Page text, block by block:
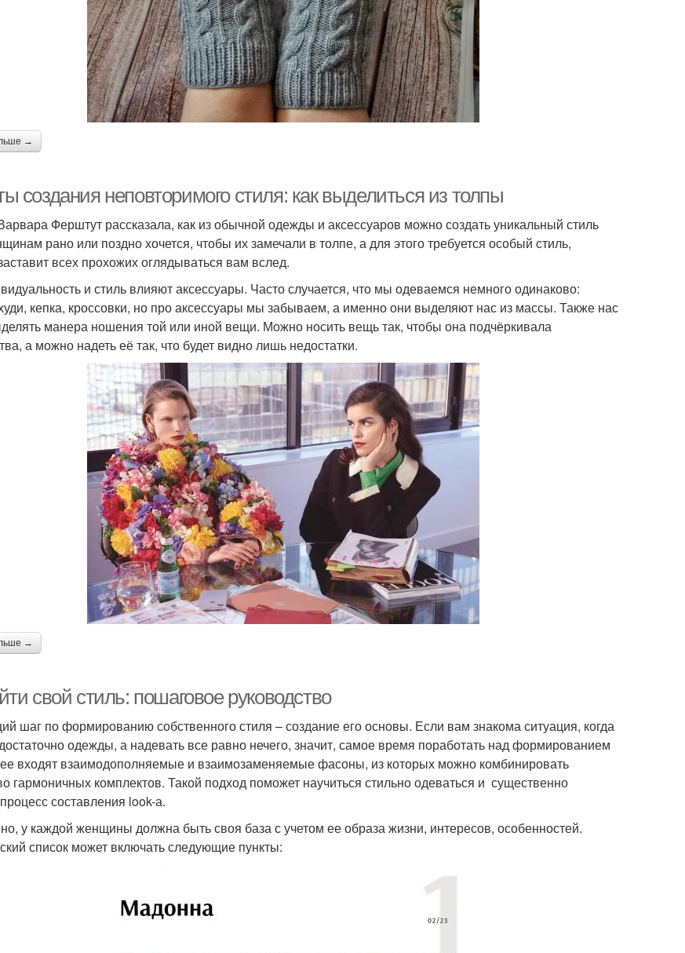
→
создания неповторимого стиля: как выделиться из толпы
Ферштут рассказала, как из обычной одежды и аксессуаров можно создать уникальный стиль
рано или поздно хочется, чтобы их замечали в толпе, а для этого требуется особый стиль,
всех прохожих оглядываться вам вслед.
и стиль влияют аксессуары. Часто случается, что мы одеваемся немного одинаково:
кепка, кроссовки, но про аксессуары мы забываем, а именно они выделяют нас из массы. Также нас
манера ношения той или иной вещи. Можно носить вещь так, чтобы она подчёркивала
а можно надеть её так, что будет видно лишь недостатки.
→
свой стиль: пошаговое руководство
шаг по формированию собственного стиля – создание его основы. Если вам знакома ситуация, когда
одежды, а надевать все равно нечего, значит, самое время поработать над формированием
входят взаимодополняемые и взаимозаменяемые фасоны, из которых можно комбинировать
гармоничных комплектов. Такой подход поможет научиться стильно одеваться и существенно
составления look-а.
у каждой женщины должна быть своя база с учетом ее образа жизни, интересов, особенностей.
список может включать следующие пункты: